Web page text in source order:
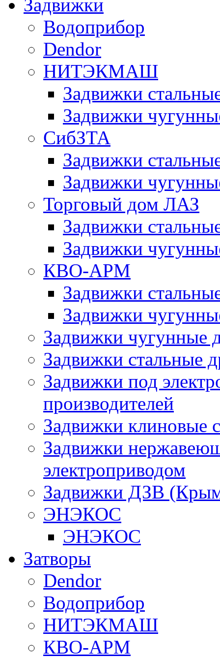
Задвижки
Водоприбор
Dendor
НИТЭКМАШ
Задвижки
Задвижки
СибЗТА
Задвижки
Задвижки
Торговый дом ЛАЗ
Задвижки
Задвижки
КВО-АРМ
Задвижки
Задвижки
Задвижки чугунные
Задвижки стальные
Задвижки под
производителей
Задвижки клиновые
Задвижки
электроприводом
Задвижки ДЗВ
ЭНЭКОС
ЭНЭКОС
Затворы
Dendor
Водоприбор
НИТЭКМАШ
КВО-АРМ